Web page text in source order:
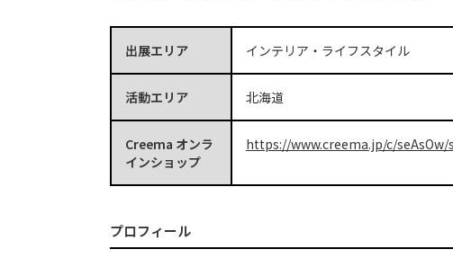
出展エリア インテリア・ライフスタイル
活動エリア 北海道
Creema オンラ
インショップ
https://www.creema.jp/c/
プロフィール